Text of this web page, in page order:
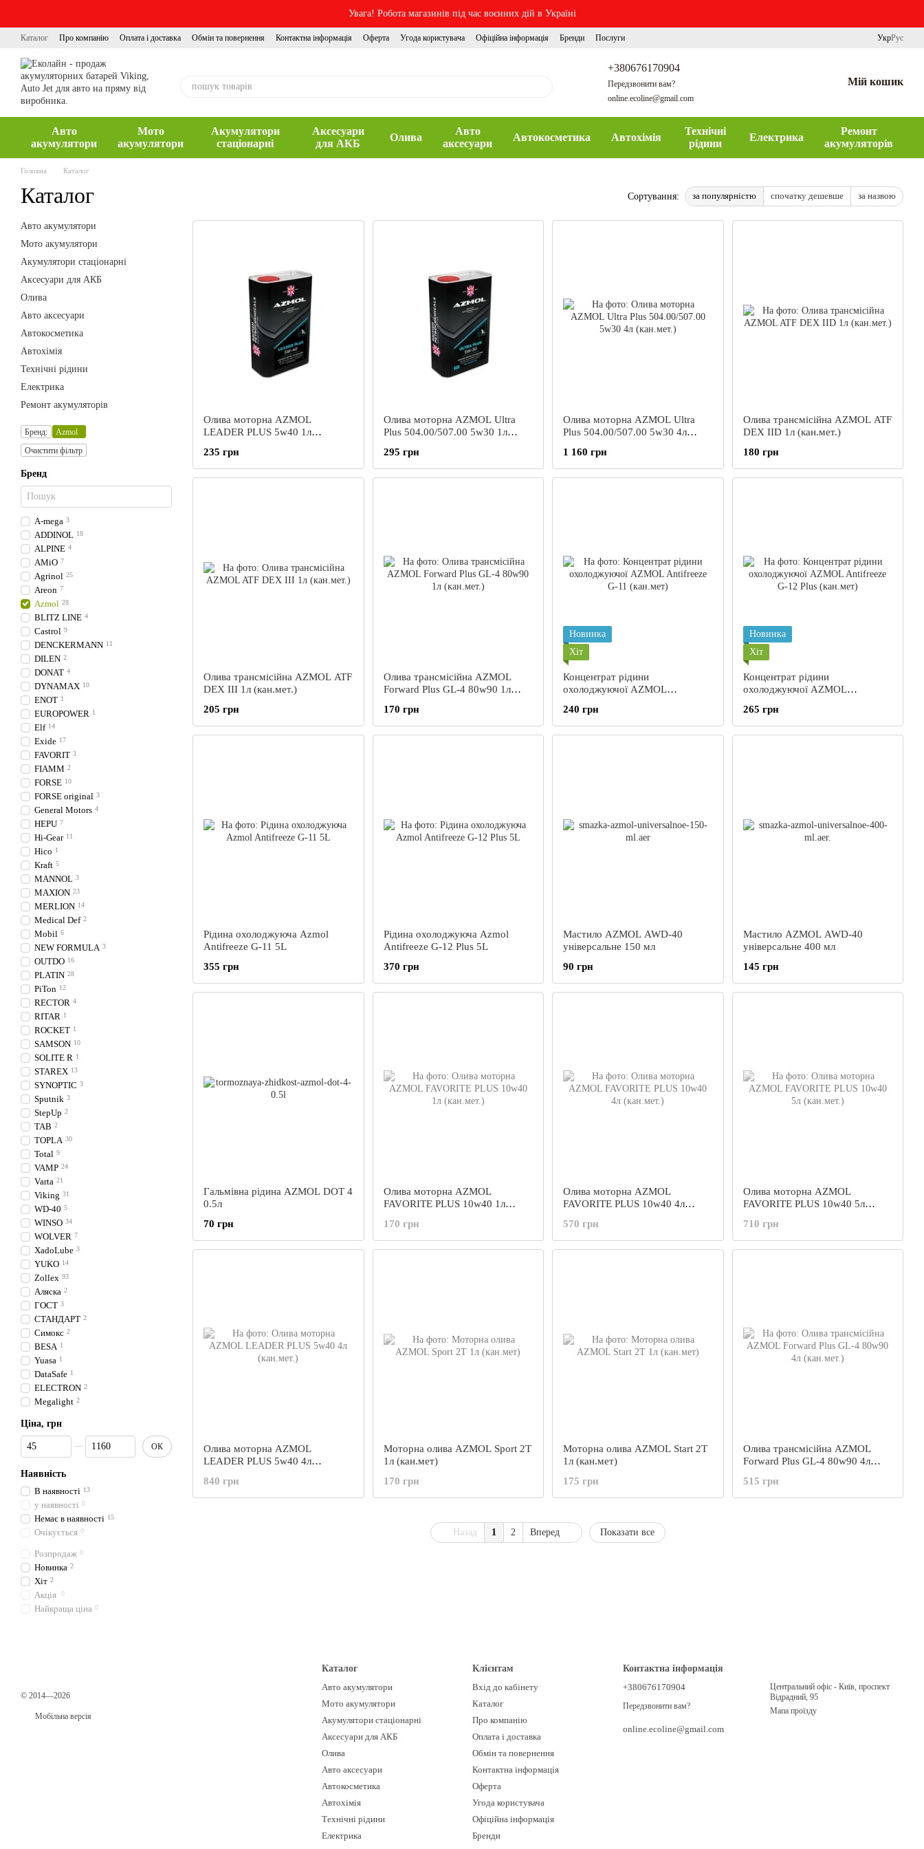
Увага! Робота магазинів під час воєнних дій в Україні
Каталог Про компанію Оплата і доставка Обмін та повернення Контактна інформація Оферта Угода користувача Офіційна інформація Бренди Послуги УкрРус
+380676170904
Передзвонити вам?
online.ecoline@gmail.com
Мій кошик
Авто
акумулятори
Мото
акумулятори
Акумулятори
стаціонарні
Аксесуари
для АКБ
Олива
Авто
аксесуари
Автокосметика Автохімія
Технічні
рідини
Електрика
Ремонт
акумуляторів
Головна Каталог
Каталог Сортування: за популярністю спочатку дешевше за назвою
Олива моторна AZMOL
LEADER PLUS 5w40 1л
235 грн
Олива моторна AZMOL Ultra
Plus 504.00/507.00 5w30 1л
295 грн
Олива моторна AZMOL Ultra
Plus 504.00/507.00 5w30 4л
1 160 грн
Олива трансмісійна AZMOL ATF
DEX IID 1л (кан.мет.)
180 грн
Олива трансмісійна AZMOL ATF
DEX III 1л (кан.мет.)
205 грн
Олива трансмісійна AZMOL
Forward Plus GL-4 80w90 1л
170 грн
Новинка
Хіт
Концентрат рідини
охолоджуючої AZMOL
240 грн
Новинка
Хіт
Концентрат рідини
охолоджуючої AZMOL
265 грн
Рідина охолоджуюча Azmol
Antifreeze G-11 5L
355 грн
Рідина охолоджуюча Azmol
Antifreeze G-12 Plus 5L
370 грн
Мастило AZMOL AWD-40
універсальне 150 мл
90 грн
Мастило AZMOL AWD-40
універсальне 400 мл
145 грн
Гальмівна рідина AZMOL DOT 4
0.5л
70 грн
Олива моторна AZMOL
FAVORITE PLUS 10w40 1л
170 грн
Олива моторна AZMOL
FAVORITE PLUS 10w40 4л
570 грн
Олива моторна AZMOL
FAVORITE PLUS 10w40 5л
710 грн
Олива моторна AZMOL
LEADER PLUS 5w40 4л
840 грн
Моторна олива AZMOL Sport 2T
1л (кан.мет)
170 грн
Моторна олива AZMOL Start 2T
1л (кан.мет)
175 грн
Олива трансмісійна AZMOL
Forward Plus GL-4 80w90 4л
515 грн
Назад 1 2 Вперед Показати все
Авто акумулятори
Мото акумулятори
Акумулятори стаціонарні
Аксесуари для АКБ
Олива
Авто аксесуари
Автокосметика
Автохімія
Технічні рідини
Електрика
Ремонт акумуляторів
Бренд:
Azmol
Очистити фільтр
Бренд
A-mega 3
ADDINOL 18
ALPINE 4
AMiO 7
Agrinol 25
Areon 7
Azmol 28
BLITZ LINE 4
Castrol 9
DENCKERMANN 11
DILEN 2
DONAT 4
DYNAMAX 10
ENOT 1
EUROPOWER 1
Elf 14
Exide 17
FAVORIT 3
FIAMM 2
FORSE 10
FORSE original 3
General Motors 4
HEPU 7
Hi-Gear 11
Hico 1
Kraft 5
MANNOL 3
MAXION 23
MERLION 14
Medical Def 2
Mobil 6
NEW FORMULA 3
OUTDO 16
PLATIN 28
PiTon 12
RECTOR 4
RITAR 1
ROCKET 1
SAMSON 10
SOLITE R 1
STAREX 13
SYNOPTIC 3
Sputnik 3
StepUp 2
TAB 2
TOPLA 30
Total 9
VAMP 24
Varta 21
Viking 31
WD-40 5
WINSO 34
WOLVER 7
XadoLube 3
YUKO 14
Zollex 93
Аляска 2
ГОСТ 3
СТАНДАРТ 2
Симокс 2
BESA 1
Yuasa 1
DataSafe 1
ELECTRON 2
Megalight 2
Ціна, грн
Від Ціна, грн
До Ціна, грн
ОК
Наявність
В наявності 13
у наявності 0
Немає в наявності 15
Очікується 0
Розпродаж 0
Новинка 2
Хіт 2
Акція 0
Найкраща ціна 0
© 2014—2026
Мобільна версія
Каталог
Авто акумулятори
Мото акумулятори
Акумулятори стаціонарні
Аксесуари для АКБ
Олива
Авто аксесуари
Автокосметика
Автохімія
Технічні рідини
Електрика
Клієнтам
Вхід до кабінету
Каталог
Про компанію
Оплата і доставка
Обмін та повернення
Контактна інформація
Оферта
Угода користувача
Офіційна інформація
Бренди
Контактна інформація
+380676170904
Передзвонити вам?
online.ecoline@gmail.com
Центральний офіс - Київ, проспект
Відрадний, 95
Мапа проїзду